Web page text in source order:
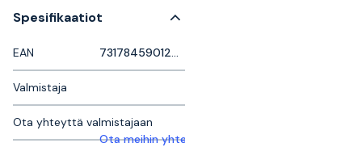
Spesifikaatiot
EAN
Valmistaja
Ota yhteyttä valmistajaan
Ota meihin yhteyttä saadaksesi lisätietoja